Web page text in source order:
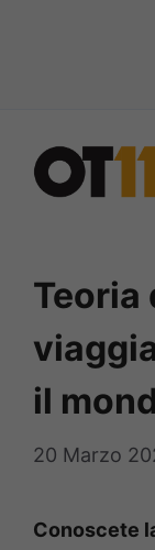
contenuto
Teoria
il
20 Marzo
Conoscete